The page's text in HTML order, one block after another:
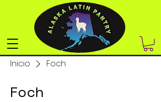
Inicio Foch
Foch